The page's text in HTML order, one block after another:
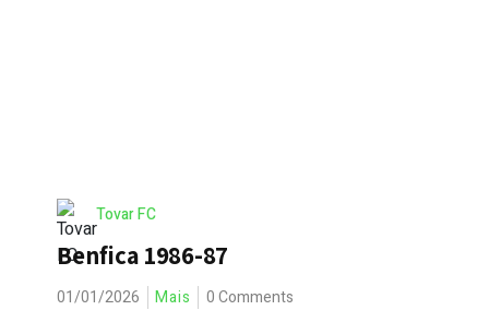
Tovar FC
Benfica 1986-87
01/01/2026 Mais 0 Comments